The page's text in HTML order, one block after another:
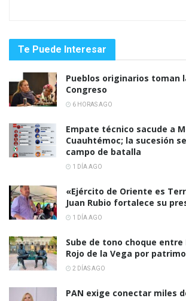
Te Puede Interesar
Pueblos originarios toman
Congreso
6 HORAS AGO
Empate técnico sacude a
Cuauhtémoc; la sucesión
campo de batalla
1 DÍA AGO
«Ejército de Oriente es
Juan Rubio fortalece su
1 DÍA AGO
Sube de tono choque entre
Rojo de la Vega por
2 DÍAS AGO
PAN exige conectar miles